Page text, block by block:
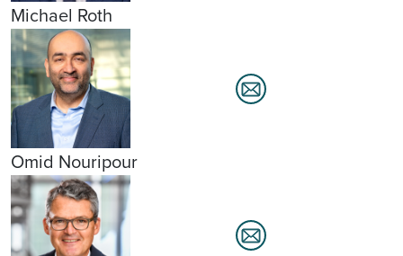
Michael Roth
Omid Nouripour